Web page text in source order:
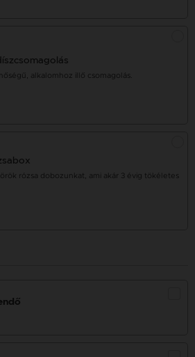
alkalomhoz illő csomagolás.
rózsa dobozunkat, ami akár 3 évig tökéletes